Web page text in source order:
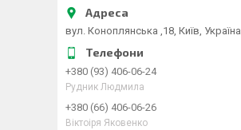
вул. Коноплянська ,18, Київ, Україна
+380 (93) 406-06-24
Рудник Людмила
+380 (66) 406-06-26
Віктоіря Яковенко